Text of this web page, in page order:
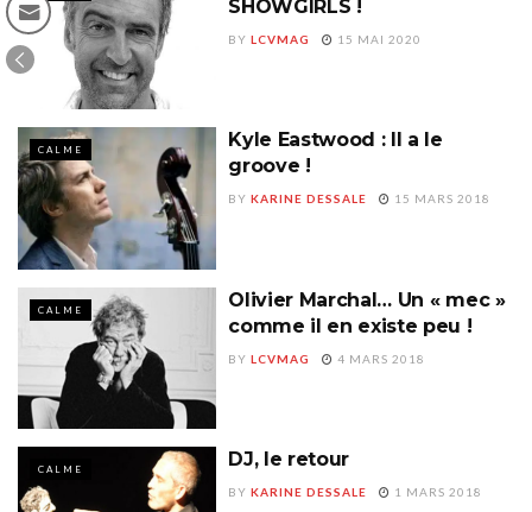
SHOWGIRLS !
BY LCVMAG 15 MAI 2020
CALME
Kyle Eastwood : Il a le
groove !
BY KARINE DESSALE 15 MARS 2018
CALME
Olivier Marchal… Un « mec »
comme il en existe peu !
BY LCVMAG 4 MARS 2018
CALME DJ, le retour
BY KARINE DESSALE 1 MARS 2018